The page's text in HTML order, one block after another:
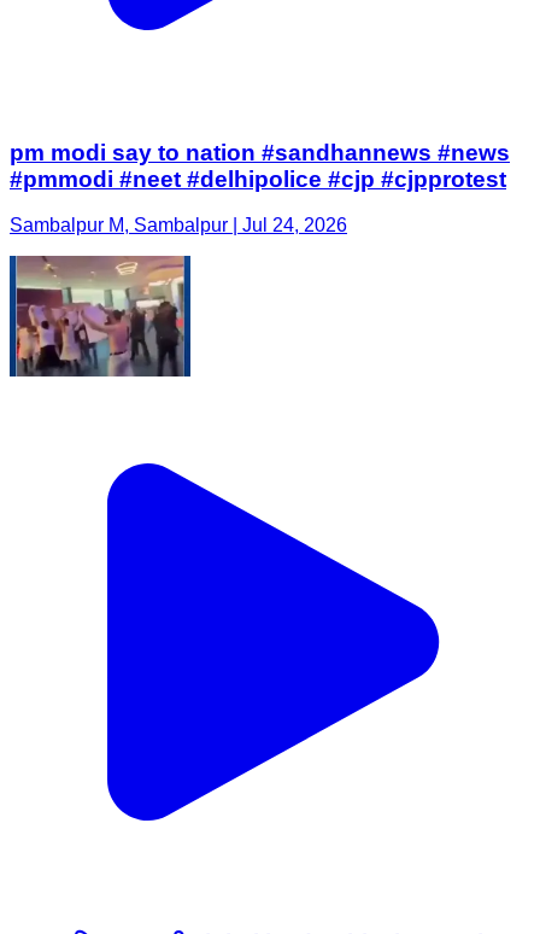
pm modi say to nation #sandhannews #news
#pmmodi #neet #delhipolice #cjp #cjpprotest
Sambalpur M, Sambalpur | Jul 24, 2026